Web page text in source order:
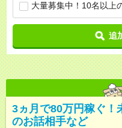
大量募集中！10名以上
追
3ヵ月で80万円稼ぐ！
のお話相手など